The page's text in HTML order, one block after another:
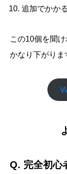
追加でかか
この10個を聞
かなり下がりま
Q. 完全初心